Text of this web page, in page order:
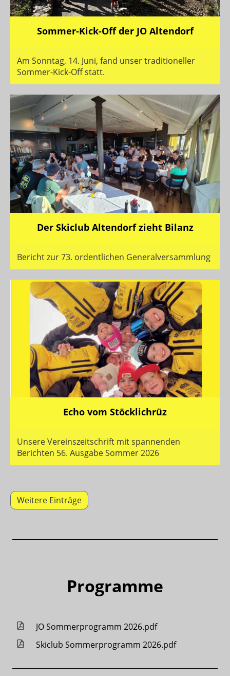
Sommer-Kick-Off der JO Altendorf
Am Sonntag, 14. Juni, fand unser traditioneller
Sommer-Kick-Off statt.
Der Skiclub Altendorf zieht Bilanz
Bericht zur 73. ordentlichen Generalversammlung
Echo vom Stöcklichrüz
Unsere Vereinszeitschrift mit spannenden
Berichten 56. Ausgabe Sommer 2026
Weitere Einträge
Programme
JO Sommerprogramm 2026.pdf
Skiclub Sommerprogramm 2026.pdf